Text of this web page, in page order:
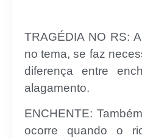
TRAGÉDIA NO RS:
no tema, se faz
diferença entre
alagamento.
ENCHENTE:
ocorre quando o